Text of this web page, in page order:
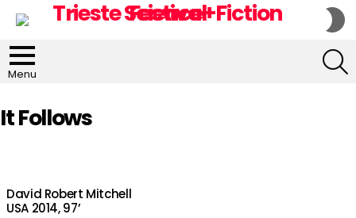
Menu
It Follows
David Robert Mitchell
USA 2014, 97’